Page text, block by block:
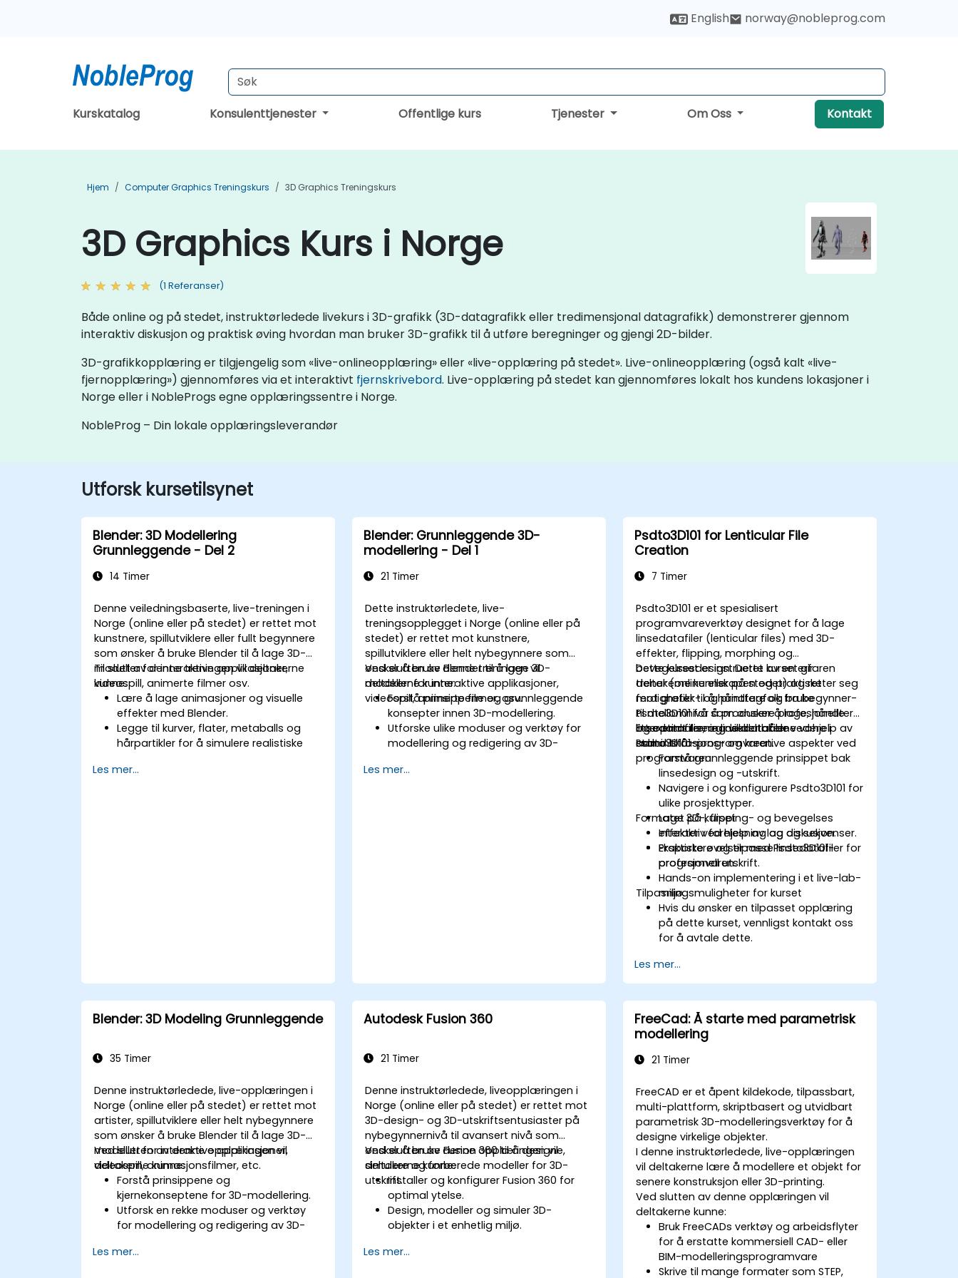
English norway@nobleprog.com
Kurskatalog Konsulenttjenester Offentlige kurs Tjenester Om Oss Kontakt
Hjem Computer Graphics Treningskurs 3D Graphics Treningskurs
3D Graphics Kurs i Norge
(1 Referanser)
Både online og på stedet, instruktørledede livekurs i 3D-grafikk (3D-datagrafikk eller tredimensjonal datagrafikk) demonstrerer gjennom
interaktiv diskusjon og praktisk øving hvordan man bruker 3D-grafikk til å utføre beregninger og gjengi 2D-bilder.
3D-grafikkopplæring er tilgjengelig som «live-onlineopplæring» eller «live-opplæring på stedet». Live-onlineopplæring (også kalt «live-
fjernopplæring») gjennomføres via et interaktivt fjernskrivebord. Live-opplæring på stedet kan gjennomføres lokalt hos kundens lokasjoner i
Norge eller i NobleProgs egne opplæringssentre i Norge.
NobleProg – Din lokale opplæringsleverandør
Utforsk kursetilsynet
Blender: 3D Modellering
Grunnleggende - Del 2
14 Timer
Denne veiledningsbaserte, live-treningen i
Norge (online eller på stedet) er rettet mot
kunstnere, spillutviklere eller fullt begynnere
som ønsker å bruke Blender til å lage 3D-
modeller for interaktive applikasjoner,
videospill, animerte filmer osv.
Til slutt av denne treningen vil deltakerne
kunne:
Lære å lage animasjoner og visuelle
effekter med Blender.
Legge til kurver, flater, metaballs og
hårpartikler for å simulere realistiske
Introduksjon til ikke-ødelæggende
Les mer...
Blender: Grunnleggende 3D-
modellering - Del 1
21 Timer
Dette instruktørledete, live-
treningsopplegget i Norge (online eller på
stedet) er rettet mot kunstnere,
spillutviklere eller helt nybegynnere som
ønsker å bruke Blender til å lage 3D-
modeller for interaktive applikasjoner,
videospill, animerte filmer, osv.
Ved slutten av denne treningen vil
deltakerne kunne:
Forstå prinsippene og grunnleggende
konsepter innen 3D-modellering.
Utforske ulike moduser og verktøy for
modellering og redigering av 3D-
Bruke verktøyene for UV-
Les mer...
Psdto3D101 for Lenticular File
Creation
7 Timer
Psdto3D101 er et spesialisert
programvareverktøy designet for å lage
linsedatafiler (lenticular files) med 3D-
effekter, flipping, morphing og
bevegelsesdesign. Dette kurset gir
deltakerne kunnskapen og praktiske
ferdigheter til å håndtere og bruke
Psdto3D101 for å produsere profesjonelle
linsedatafiler, og dekker både
administrasjons- og kreative aspekter ved
programvaren.
Dette kurset er instrueret av en erfaren
trener (online eller på stedet) og retter seg
mot grafikk- og printfagfolk fra begynner-
til mellomnivå som ønsker å lage, håndtere
og optimalisere linsedatafiler ved hjelp av
Psdto3D101-programvaren.
Etter endt trening vil deltakerne være i
stand til å:
Forstå grunnleggende prinsippet bak
linsedesign og -utskrift.
Navigere i og konfigurere Psdto3D101 for
ulike prosjekttyper.
Lage 3D-, flipping- og bevegelses
effekter ved hjelp av lag og sekvenser.
Eksportere og tilpasse linsedatafiler for
profesjonell utskrift.
Formatet på kurset
Interaktiv forelesning og diskusjon.
Praktiske øvelser med Psdto3D101-
programvaren.
Hands-on implementering i et live-lab-
miljø.
Tilpasningsmuligheter for kurset
Hvis du ønsker en tilpasset opplæring
på dette kurset, vennligst kontakt oss
for å avtale dette.
Les mer...
Blender: 3D Modeling Grunnleggende
35 Timer
Denne instruktørledede, live-opplæringen i
Norge (online eller på stedet) er rettet mot
artister, spillutviklere eller helt nybegynnere
som ønsker å bruke Blender til å lage 3D-
modeller for interaktive applikasjoner,
videospill, animasjonsfilmer, etc.
Ved slutten av denne opplæringen vil
deltakerne kunne:
Forstå prinsippene og
kjernekonseptene for 3D-modellering.
Utforsk en rekke moduser og verktøy
for modellering og redigering av 3D-
Lær hvordan du lager animasjoner og
Les mer...
Autodesk Fusion 360
21 Timer
Denne instruktørledede, liveopplæringen i
Norge (online eller på stedet) er rettet mot
3D-design- og 3D-utskriftsentusiaster på
nybegynnernivå til avansert nivå som
ønsker å bruke Fusion 360 til å designe,
simulere og forberede modeller for 3D-
utskrift.
Ved slutten av denne opplæringen vil
deltakerne kunne:
Installer og konfigurer Fusion 360 for
optimal ytelse.
Design, modeller og simuler 3D-
objekter i et enhetlig miljø.
utskriftsprosessen.
Les mer...
FreeCad: Å starte med parametrisk
modellering
21 Timer
FreeCAD er et åpent kildekode, tilpassbart,
multi-plattform, skriptbasert og utvidbart
parametrisk 3D-modelleringsverktøy for å
designe virkelige objekter.
I denne instruktørledede, live-opplæringen
vil deltakerne lære å modellere et objekt for
senere konstruksjon eller 3D-printing.
Ved slutten av denne opplæringen vil
deltakerne kunne:
Bruk FreeCADs verktøy og arbeidsflyter
for å erstatte kommersiell CAD- eller
BIM-modelleringsprogramvare
Skrive til mange formater som STEP,